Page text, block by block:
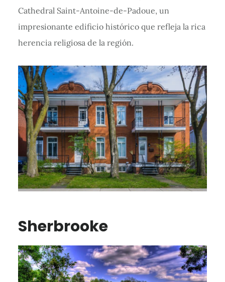
Cathedral Saint-Antoine-de-Padoue, un
impresionante edificio histórico que refleja la rica
herencia religiosa de la región.
Sherbrooke